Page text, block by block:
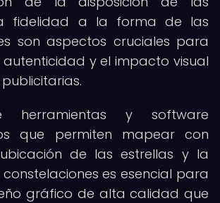
fidelidad a la forma de las
son aspectos cruciales para
y el impacto visual
y software
que permiten mapear con
de las estrellas y la
es esencial para
gráfico de alta calidad que